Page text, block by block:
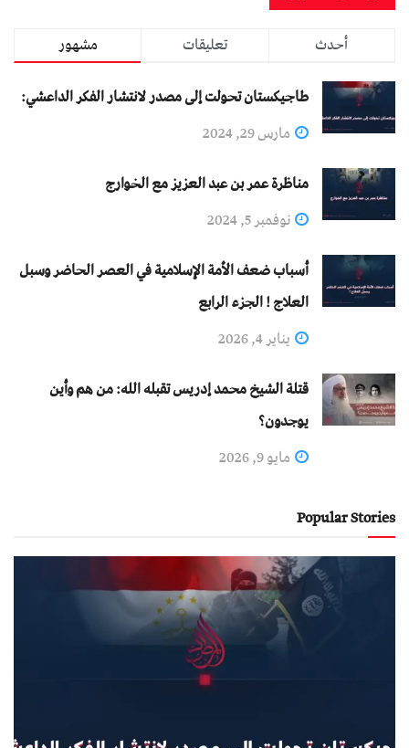
مشهور تعليقات
أحدث
طاجيكستان تحولت إلى مصدر لانتشار الفكر الداعشي:
مارس 29, 2024
مناظرة عمر بن عبد العزيز مع الخوارج
نوفمبر 5, 2024
أسباب ضعف الأمة الإسلامية في العصر الحاضر وسبل
العلاج ! الجزء الرابع
يناير 4, 2026
قتلة الشيخ محمد إدريس تقبله الله: من هم وأين
يوجدون؟
مايو 9, 2026
Popular Stories